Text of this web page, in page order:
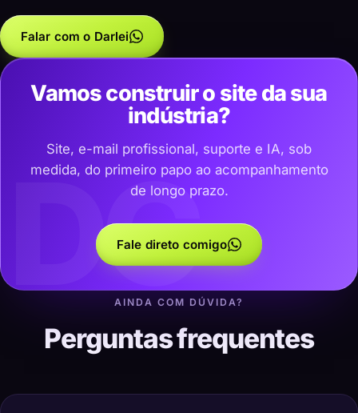
Falar com o Darlei
DC
Vamos construir o site da sua
indústria?
Site, e-mail profissional, suporte e IA, sob
medida, do primeiro papo ao acompanhamento
de longo prazo.
Fale direto comigo
AINDA COM DÚVIDA?
Perguntas frequentes